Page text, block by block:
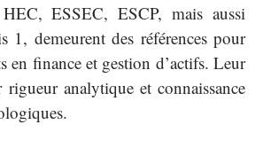
ESSEC, ESCP, mais aussi
1, demeurent des références pour
en finance et gestion d’actifs. Leur
analytique et connaissance